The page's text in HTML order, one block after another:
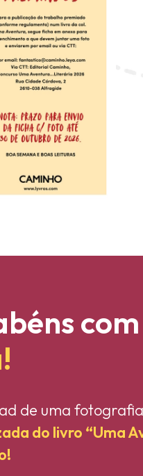
com
de uma fotografia
do livro “Uma